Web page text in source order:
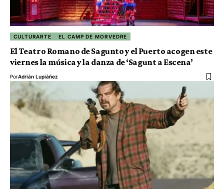
CULTURARTE EL CAMP DE MORVEDRE
El Teatro Romano de Sagunto y el Puerto acogen este
viernes la música y la danza de ‘Sagunt a Escena’
PorAdrián Lupiáñez